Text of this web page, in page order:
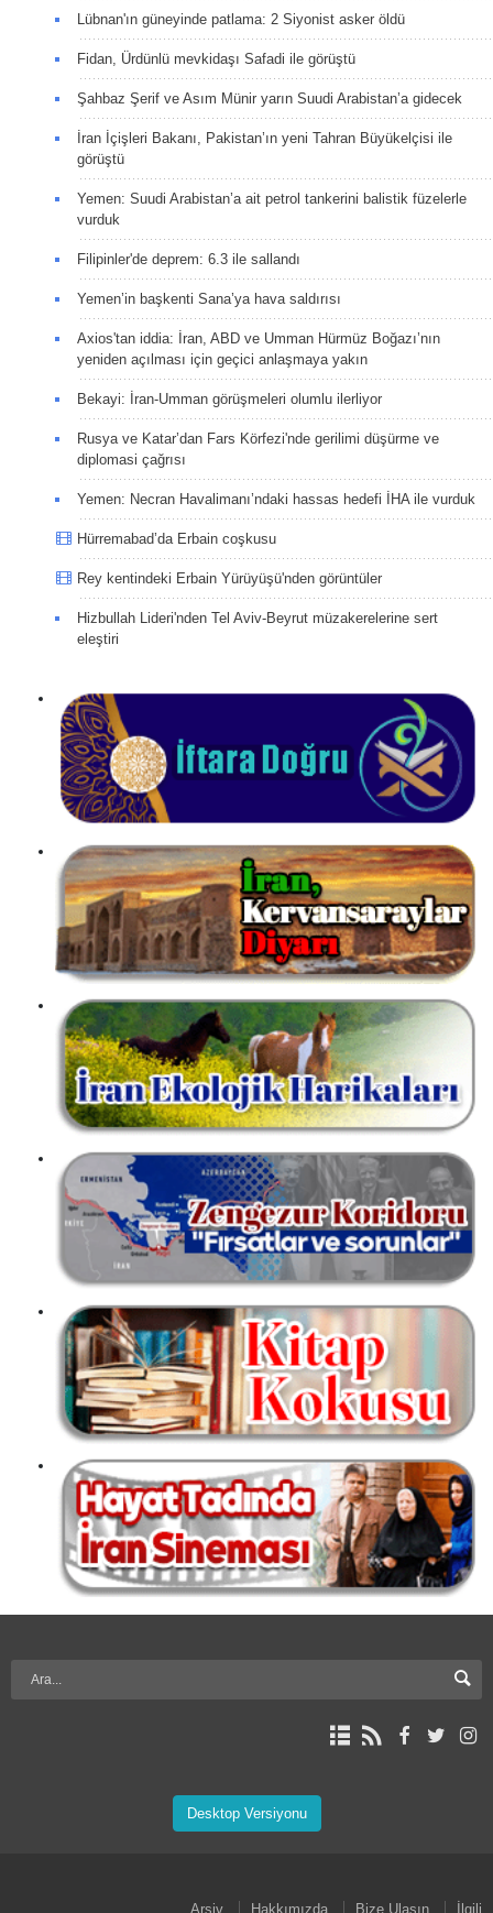
Lübnan'ın güneyinde patlama: 2 Siyonist asker öldü
Fidan, Ürdünlü mevkidaşı Safadi ile görüştü
Şahbaz Şerif ve Asım Münir yarın Suudi Arabistan’a gidecek
İran İçişleri Bakanı, Pakistan’ın yeni Tahran Büyükelçisi ile
görüştü
Yemen: Suudi Arabistan’a ait petrol tankerini balistik füzelerle
vurduk
Filipinler'de deprem: 6.3 ile sallandı
Yemen’in başkenti Sana’ya hava saldırısı
Axios'tan iddia: İran, ABD ve Umman Hürmüz Boğazı’nın
yeniden açılması için geçici anlaşmaya yakın
Bekayi: İran-Umman görüşmeleri olumlu ilerliyor
Rusya ve Katar’dan Fars Körfezi'nde gerilimi düşürme ve
diplomasi çağrısı
Yemen: Necran Havalimanı’ndaki hassas hedefi İHA ile vurduk
Hürremabad’da Erbain coşkusu
Rey kentindeki Erbain Yürüyüşü'nden görüntüler
Hizbullah Lideri'nden Tel Aviv-Beyrut müzakerelerine sert
eleştiri
Desktop Versiyonu
Arşiv Hakkımızda Bize Ulaşın İlgili